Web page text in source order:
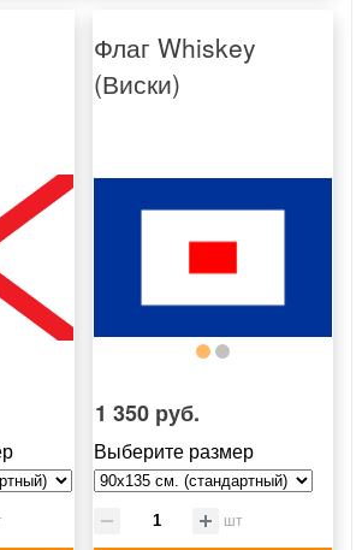
Флаг Whiskey
(Виски)
1 350 руб.
Выберите размер
шт